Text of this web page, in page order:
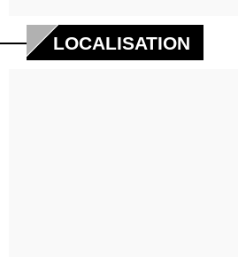
LOCALISATION